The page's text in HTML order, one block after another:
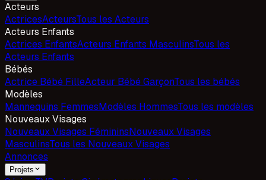
Acteurs
ActricesActeursTous les Acteurs
Acteurs Enfants
Actrices EnfantsActeurs Enfants MasculinsTous les
Acteurs Enfants
Bébés
Actrice Bébé FilleActeur Bébé GarçonTous les bébés
Modèles
Mannequins FemmesModèles HommesTous les modèles
Nouveaux Visages
Nouveaux Visages FémininsNouveaux Visages
MasculinsTous les Nouveaux Visages
Annonces
Projets